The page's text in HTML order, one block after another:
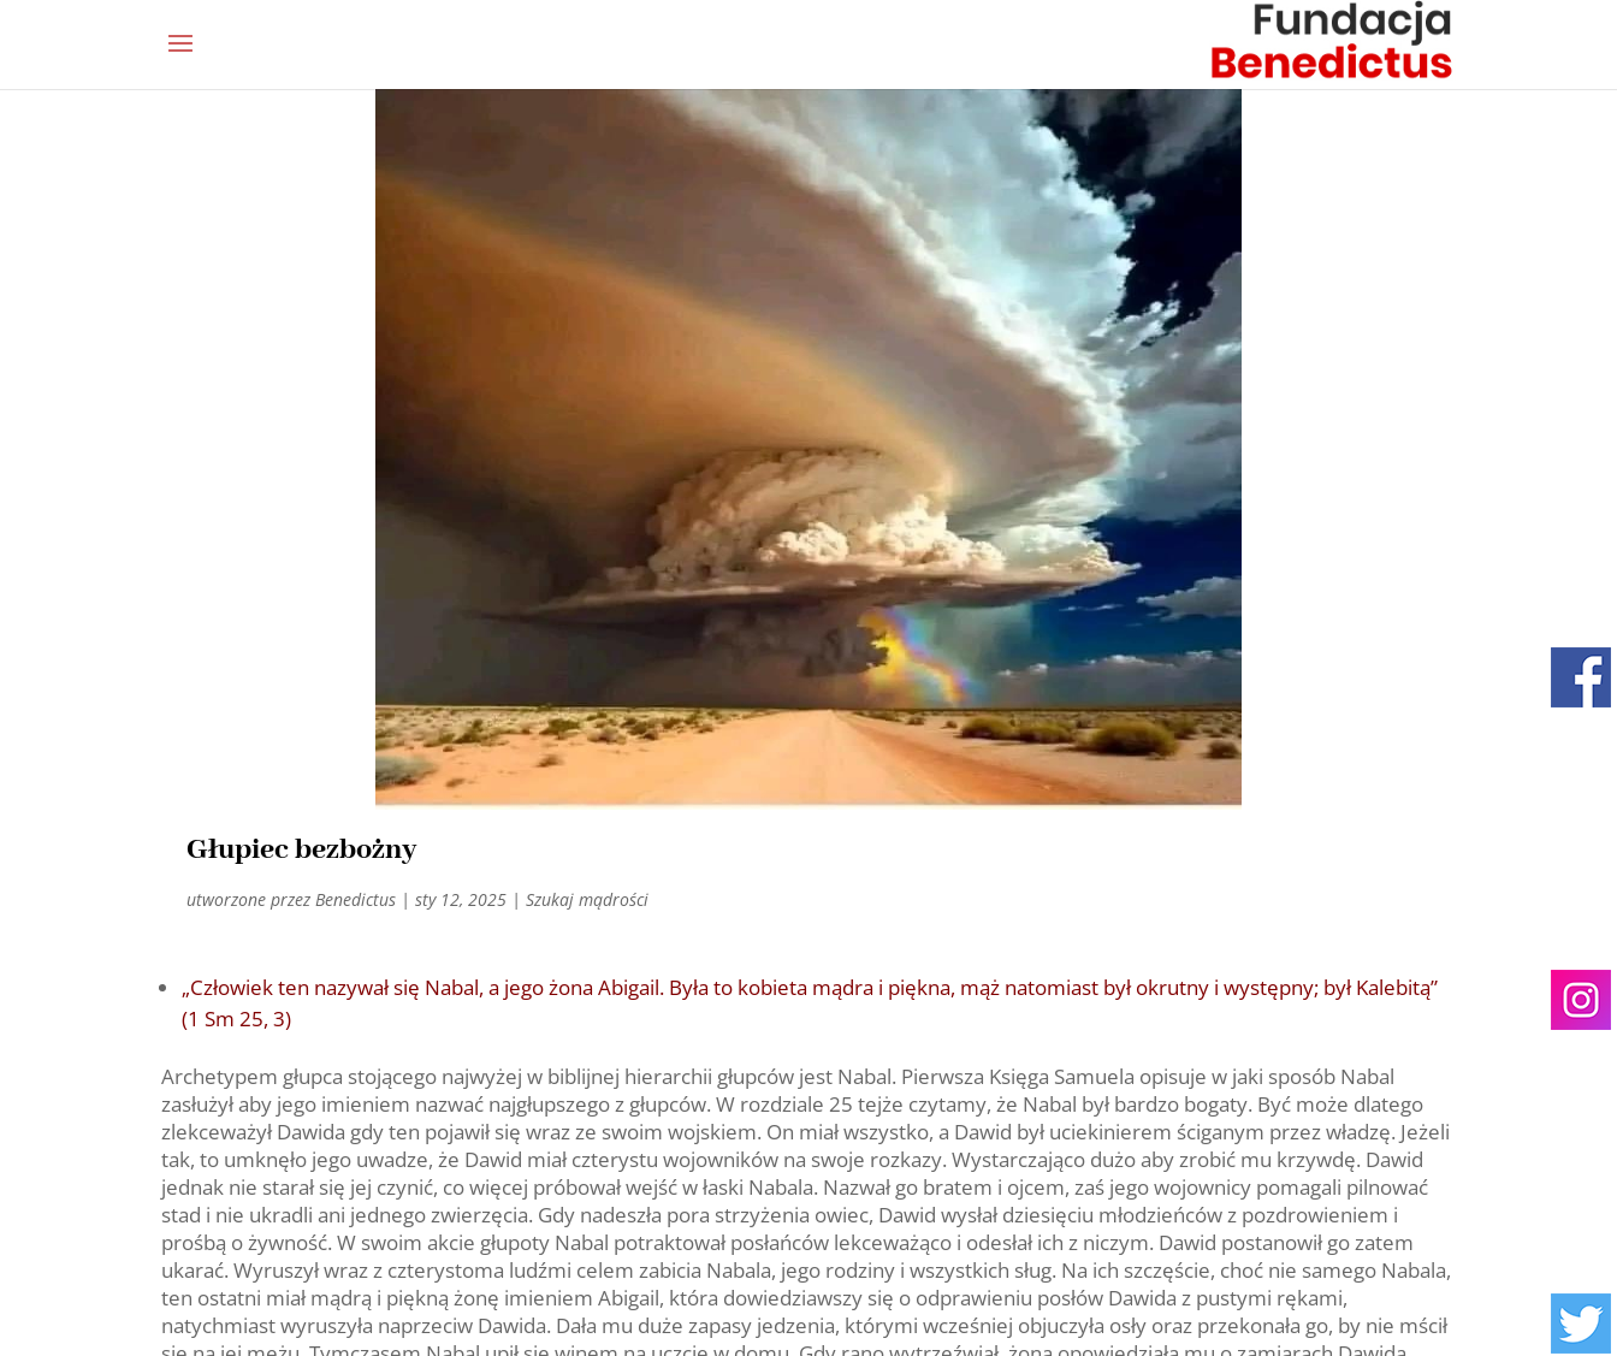
Głupiec bezbożny
utworzone przezBenedictus |sty 12, 2025 |Szukaj mądrości
„Człowiek ten nazywał się Nabal, a jego żona Abigail. Była to kobieta mądra i piękna, mąż natomiast był okrutny i występny; był Kalebitą”
(1 Sm 25, 3)
Archetypem głupca stojącego najwyżej w biblijnej hierarchii głupców jest Nabal. Pierwsza Księga Samuela opisuje w jaki sposób Nabal
zasłużył aby jego imieniem nazwać najgłupszego z głupców. W rozdziale 25 tejże czytamy, że Nabal był bardzo bogaty. Być może dlatego
zlekceważył Dawida gdy ten pojawił się wraz ze swoim wojskiem. On miał wszystko, a Dawid był uciekinierem ściganym przez władzę. Jeżeli
tak, to umknęło jego uwadze, że Dawid miał czterystu wojowników na swoje rozkazy. Wystarczająco dużo aby zrobić mu krzywdę. Dawid
jednak nie starał się jej czynić, co więcej próbował wejść w łaski Nabala. Nazwał go bratem i ojcem, zaś jego wojownicy pomagali pilnować
stad i nie ukradli ani jednego zwierzęcia. Gdy nadeszła pora strzyżenia owiec, Dawid wysłał dziesięciu młodzieńców z pozdrowieniem i
prośbą o żywność. W swoim akcie głupoty Nabal potraktował posłańców lekceważąco i odesłał ich z niczym. Dawid postanowił go zatem
ukarać. Wyruszył wraz z czterystoma ludźmi celem zabicia Nabala, jego rodziny i wszystkich sług. Na ich szczęście, choć nie samego Nabala,
ten ostatni miał mądrą i piękną żonę imieniem Abigail, która dowiedziawszy się o odprawieniu posłów Dawida z pustymi rękami,
natychmiast wyruszyła naprzeciw Dawida. Dała mu duże zapasy jedzenia, którymi wcześniej objuczyła osły oraz przekonała go, by nie mścił